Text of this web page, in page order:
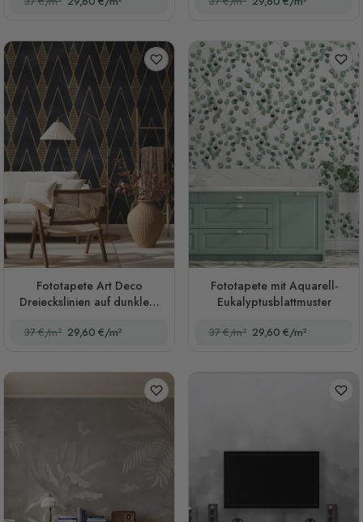
Fototapete Art Deco
Dreieckslinien auf dunklem
37 €/m² 29,60 €/m²
Fototapete mit Aquarell-
Eukalyptusblattmuster
37 €/m² 29,60 €/m²